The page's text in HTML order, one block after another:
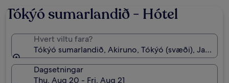
Tókýó sumarlandið - Hótel
Hvert viltu fara?
Tókýó sumarlandið, Akiruno, Tókýó (svæði), Japan
Dagsetningar
Thu, Aug 20 - Fri, Aug 21